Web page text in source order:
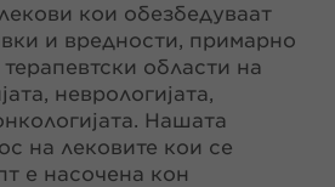
кои обезбедуваат
и вредности, примарно
области на
неврологијата,
Нашата
на лековите кои се
е насочена кон